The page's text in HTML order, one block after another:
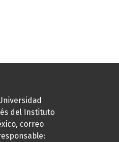
del Instituto
correo